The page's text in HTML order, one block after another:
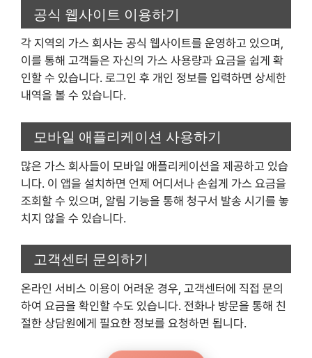
공식 웹사이트 이용하기
각 지역의 가스 회사는 공식 웹사이트를 운영하고 있으며,
이를 통해 고객들은 자신의 가스 사용량과 요금을 쉽게 확
인할 수 있습니다. 로그인 후 개인 정보를 입력하면 상세한
내역을 볼 수 있습니다.
모바일 애플리케이션 사용하기
많은 가스 회사들이 모바일 애플리케이션을 제공하고 있습
니다. 이 앱을 설치하면 언제 어디서나 손쉽게 가스 요금을
조회할 수 있으며, 알림 기능을 통해 청구서 발송 시기를 놓
치지 않을 수 있습니다.
고객센터 문의하기
온라인 서비스 이용이 어려운 경우, 고객센터에 직접 문의
하여 요금을 확인할 수도 있습니다. 전화나 방문을 통해 친
절한 상담원에게 필요한 정보를 요청하면 됩니다.